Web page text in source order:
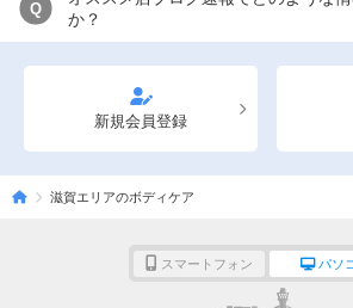
Q
か？
新規会員登録
滋賀エリアのボディケア
スマートフォン パソ